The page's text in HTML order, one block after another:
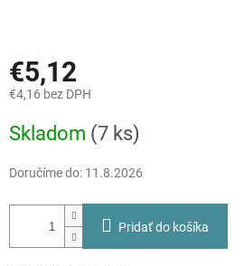
€5,12
€4,16 bez DPH
cena:
Skladom (7 ks)
Doručíme do: 11.8.2026
Pridať do košíka